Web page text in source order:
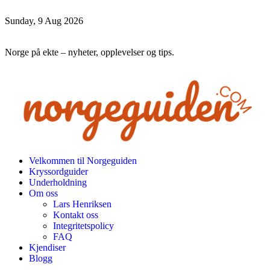
Sunday, 9 Aug 2026
Norge på ekte – nyheter, opplevelser og tips.
Velkommen til Norgeguiden
Kryssordguider
Underholdning
Om oss
Lars Henriksen
Kontakt oss
Integritetspolicy
FAQ
Kjendiser
Blogg